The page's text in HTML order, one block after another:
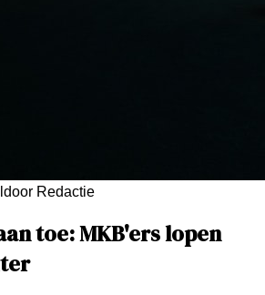
Redactie
toe: MKB'ers lopen